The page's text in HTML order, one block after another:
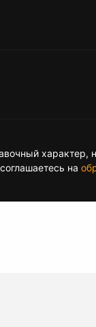
характер,
на